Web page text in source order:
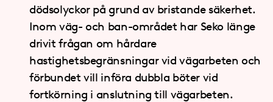
dödsolyckor på grund av bristande säkerhet.
Inom väg- och ban-området har Seko länge
drivit frågan om hårdare
hastighetsbegränsningar vid vägarbeten och
förbundet vill införa dubbla böter vid
fortkörning i anslutning till vägarbeten.